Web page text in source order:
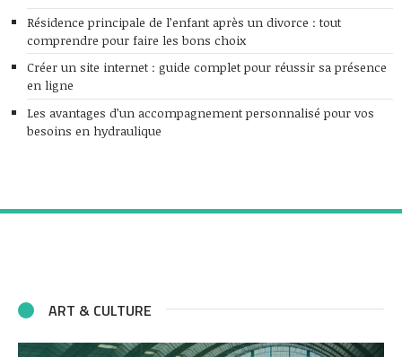
Résidence principale de l’enfant après un divorce : tout
comprendre pour faire les bons choix
Créer un site internet : guide complet pour réussir sa présence
en ligne
Les avantages d’un accompagnement personnalisé pour vos
besoins en hydraulique
ART & CULTURE